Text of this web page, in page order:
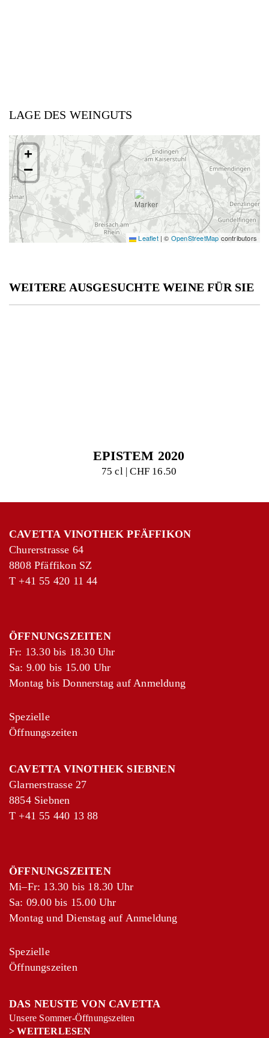
LAGE DES WEINGUTS
+
−
Leaflet | © OpenStreetMap contributors
WEITERE AUSGESUCHTE WEINE FÜR SIE
EPISTEM 2020
75 cl | CHF 16.50
CAVETTA VINOTHEK PFÄFFIKON
Churerstrasse 64
8808 Pfäffikon SZ
T +41 55 420 11 44
ÖFFNUNGSZEITEN
Fr: 13.30 bis 18.30 Uhr
Sa: 9.00 bis 15.00 Uhr
Montag bis Donnerstag auf Anmeldung
Spezielle
Öffnungszeiten
CAVETTA VINOTHEK SIEBNEN
Glarnerstrasse 27
8854 Siebnen
T +41 55 440 13 88
ÖFFNUNGSZEITEN
Mi–Fr: 13.30 bis 18.30 Uhr
Sa: 09.00 bis 15.00 Uhr
Montag und Dienstag auf Anmeldung
Spezielle
Öffnungszeiten
DAS NEUSTE VON CAVETTA
Unsere Sommer-Öffnungszeiten
>WEITERLESEN